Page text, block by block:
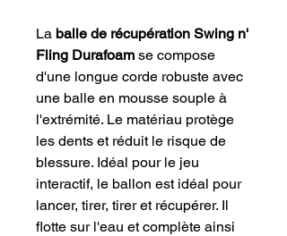
La balle de récupération Swing n'
Fling Durafoam se compose
d'une longue corde robuste avec
une balle en mousse souple à
l'extrémité. Le matériau protège
les dents et réduit le risque de
blessure. Idéal pour le jeu
interactif, le ballon est idéal pour
lancer, tirer, tirer et récupérer. Il
flotte sur l'eau et complète ainsi